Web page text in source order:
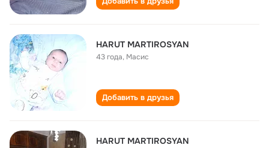
HARUT MARTIROSYAN
43 года, Масис
Добавить в друзья
HARUT MARTIROSYAN